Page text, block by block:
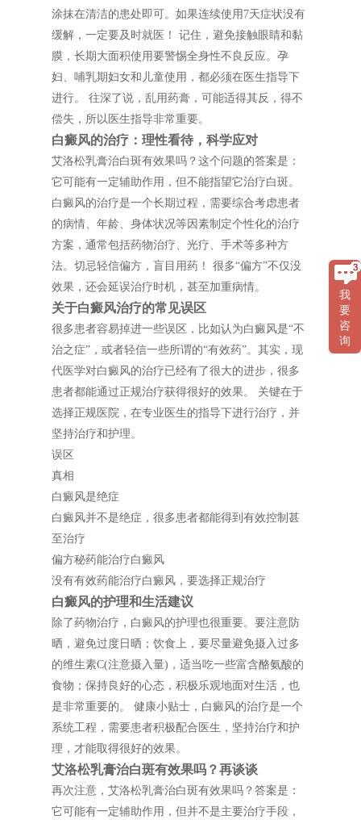
涂抹在清洁的患处即可。如果连续使用7天症状没有
缓解，一定要及时就医！ 记住，避免接触眼睛和黏
膜，长期大面积使用要警惕全身性不良反应。孕
妇、哺乳期妇女和儿童使用，都必须在医生指导下
进行。 往深了说，乱用药膏，可能适得其反，得不
偿失，所以医生指导非常重要。
白癜风的治疗：理性看待，科学应对
艾洛松乳膏治白斑有效果吗？这个问题的答案是：
它可能有一定辅助作用，但不能指望它治疗白斑。
白癜风的治疗是一个长期过程，需要综合考虑患者
的病情、年龄、身体状况等因素制定个性化的治疗
方案，通常包括药物治疗、光疗、手术等多种方
法。切忌轻信偏方，盲目用药！ 很多“偏方”不仅没
效果，还会延误治疗时机，甚至加重病情。
关于白癜风治疗的常见误区
很多患者容易掉进一些误区，比如认为白癜风是“不
治之症”，或者轻信一些所谓的“有效药”。其实，现
代医学对白癜风的治疗已经有了很大的进步，很多
患者都能通过正规治疗获得很好的效果。 关键在于
选择正规医院，在专业医生的指导下进行治疗，并
坚持治疗和护理。
误区
真相
白癜风是绝症
白癜风并不是绝症，很多患者都能得到有效控制甚
至治疗
偏方秘药能治疗白癜风
没有有效药能治疗白癜风，要选择正规治疗
白癜风的护理和生活建议
除了药物治疗，白癜风的护理也很重要。要注意防
晒，避免过度日晒；饮食上，要尽量避免摄入过多
的维生素C(注意摄入量)，适当吃一些富含酪氨酸的
食物；保持良好的心态，积极乐观地面对生活，也
是非常重要的。 健康小贴士，白癜风的治疗是一个
系统工程，需要患者积极配合医生，坚持治疗和护
理，才能取得很好的效果。
艾洛松乳膏治白斑有效果吗？再谈谈
再次注意，艾洛松乳膏治白斑有效果吗？答案是：
它可能有一定辅助作用，但并不是主要治疗手段，
我
要
咨
询